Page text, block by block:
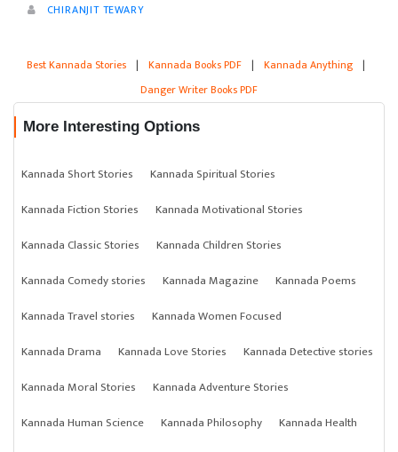
CHIRANJIT TEWARY
Best Kannada Stories | Kannada Books PDF | Kannada Anything |
Danger Writer Books PDF
More Interesting Options
Kannada Short Stories
Kannada Spiritual Stories
Kannada Fiction Stories
Kannada Motivational Stories
Kannada Classic Stories
Kannada Children Stories
Kannada Comedy stories
Kannada Magazine
Kannada Poems
Kannada Travel stories
Kannada Women Focused
Kannada Drama
Kannada Love Stories
Kannada Detective stories
Kannada Moral Stories
Kannada Adventure Stories
Kannada Human Science
Kannada Philosophy
Kannada Health